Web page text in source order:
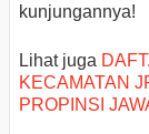
kunjungannya!
Lihat juga
KECAMATAN
PROPINSI